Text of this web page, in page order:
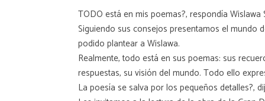
TODO está en mis poemas?, respondía
Siguiendo sus consejos presentamos el mundo
podido plantear a Wislawa.
Realmente, todo está en sus poemas: sus
respuestas, su visión del mundo. Todo ello
La poesía se salva por los pequeños detalles?,